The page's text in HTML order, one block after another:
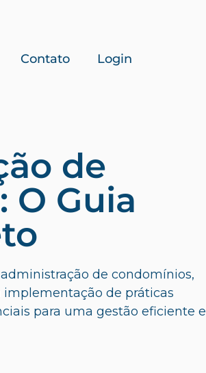
Contato Login
de
O Guia
de condomínios,
implementação de práticas
para uma gestão eficiente e